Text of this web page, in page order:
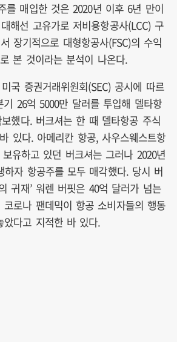
를 매입한 것은 2020년 이후 6년 만이
해선 고유가로 저비용항공사(LCC) 구
장기적으로 대형항공사(FSC)의 수익
본 것이라는 분석이 나온다.
국 증권거래위원회(SEC) 공시에 따르
26억 5000만 달러를 투입해 델타항
했다. 버크셔는 한 때 델타항공 주식
있다. 아메리칸 항공, 사우스웨스트항
유하고 있던 버크셔는 그러나 2020년
하자 항공주를 모두 매각했다. 당시 버
귀재’ 워렌 버핏은 40억 달러가 넘는
코로나 팬데믹이 항공 소비자들의 행동
다고 지적한 바 있다.